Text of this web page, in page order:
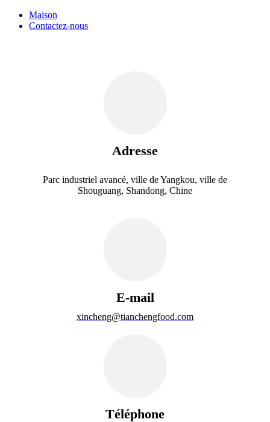
Maison
Contactez-nous
Adresse
Parc industriel avancé, ville de Yangkou, ville de
Shouguang, Shandong, Chine
E-mail
xincheng@tianchengfood.com
Téléphone